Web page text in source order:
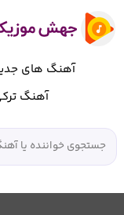
آهنگ های
آهنگ